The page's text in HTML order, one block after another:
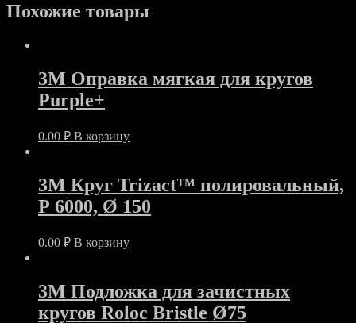
Похожие товары
3M Оправка мягкая для кругов
Purple+
0.00 ₽ В корзину
3M Круг Trizact™ полировальный,
Р 6000, Ø 150
0.00 ₽ В корзину
3M Подложка для зачистных
кругов Roloc Bristle Ø75